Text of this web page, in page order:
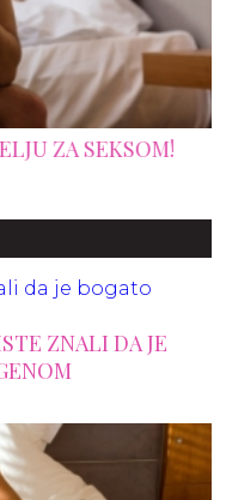
ZA SEKSOM!
ZNALI DA JE